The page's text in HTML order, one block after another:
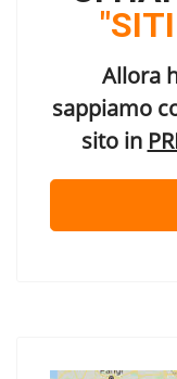
Allora
sappiamo
sito in